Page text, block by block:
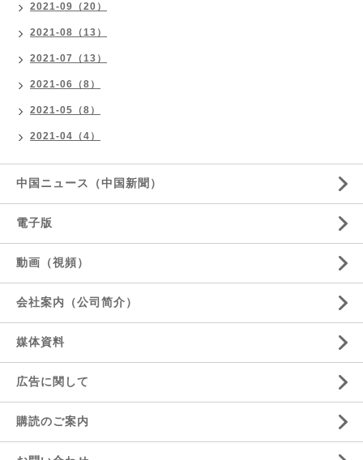
2021-09（20）
2021-08（13）
2021-07（13）
2021-06（8）
2021-05（8）
2021-04（4）
中国ニュース（中国新聞）
電子版
動画（視頻）
会社案内（公司简介）
媒体資料
広告に関して
購読のご案内